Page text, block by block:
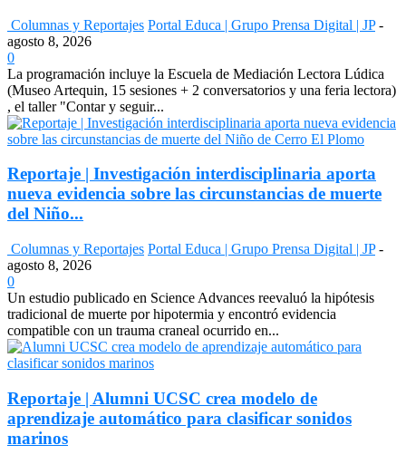
Columnas y Reportajes Portal Educa | Grupo Prensa Digital | JP -
agosto 8, 2026
0
La programación incluye la Escuela de Mediación Lectora Lúdica
(Museo Artequin, 15 sesiones + 2 conversatorios y una feria lectora)
, el taller "Contar y seguir...
Reportaje | Investigación interdisciplinaria aporta
nueva evidencia sobre las circunstancias de muerte
del Niño...
Columnas y Reportajes Portal Educa | Grupo Prensa Digital | JP -
agosto 8, 2026
0
Un estudio publicado en Science Advances reevaluó la hipótesis
tradicional de muerte por hipotermia y encontró evidencia
compatible con un trauma craneal ocurrido en...
Reportaje | Alumni UCSC crea modelo de
aprendizaje automático para clasificar sonidos
marinos